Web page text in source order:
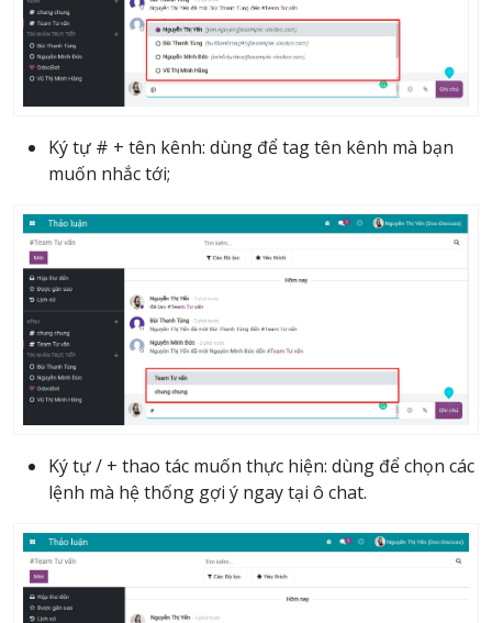
Ký tự # + tên kênh: dùng để tag tên kênh mà bạn
muốn nhắc tới;
Ký tự / + thao tác muốn thực hiện: dùng để chọn các
lệnh mà hệ thống gợi ý ngay tại ô chat.